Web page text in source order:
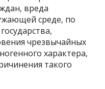
вреда
среде, по
чрезвычайных
характера,
такого